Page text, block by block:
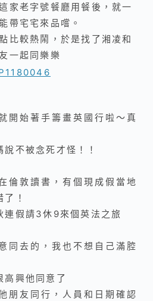
家老字號餐廳用餐後，就一
帶宅宅來品嚐。
比較熱鬧
， 於是找了湘凌和
一起同樂樂
開始著手籌畫英國行啦～真
不被念死才怪！！
倫敦讀書，有個現成假當地
！
連假請3休9來個英法之旅
同去的，我也不想自己滿腔
高興他同意了
朋友同行，人員和日期確認